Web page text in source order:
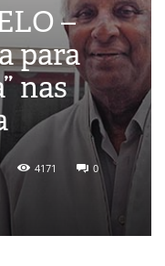
–
para
nas
4171 0